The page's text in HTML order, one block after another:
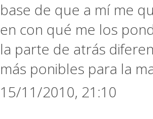
base de que a mí me
en con qué me los
la parte de atrás
más ponibles para la
15/11/2010, 21:10